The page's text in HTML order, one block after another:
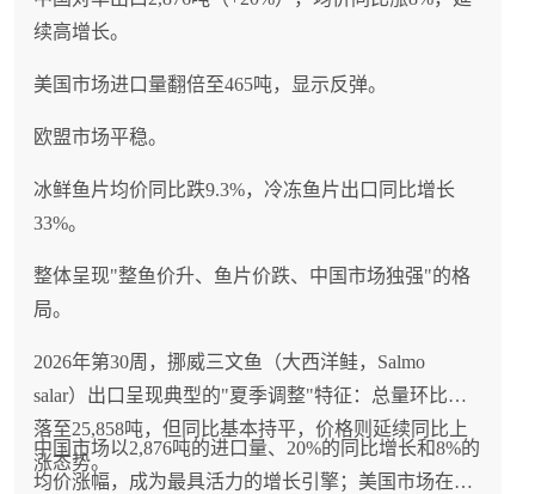
的内需基础，而太平洋蓝鳍金枪鱼总资源量约15万吨
状况也为适度开发提供了科学依据；对中国从业者而
言，短期应关注俄罗斯蓝鳍金枪鱼作为新供应来源的
期则需密切关注WCPFC对俄罗斯单边行动的反应以及
可能引发的金枪鱼管理规则重构，在这场气候变化驱
动的全球渔业版图重塑中做好应对预案。
续高增长。
美国市场进口量翻倍至465吨，显示反弹。
欧盟市场平稳。
冰鲜鱼片均价同比跌9.3%，冷冻鱼片出口同比增长
33%。
整体呈现"整鱼价升、鱼片价跌、中国市场独强"的格
局。
2026年第30周，挪威三文鱼（大西洋鲑，Salmo
salar）出口呈现典型的"夏季调整"特征：总量环比回
落至25,858吨，但同比基本持平，价格则延续同比上
涨态势。
中国市场以2,876吨的进口量、20%的同比增长和8%的
均价涨幅，成为最具活力的增长引擎；美国市场在经